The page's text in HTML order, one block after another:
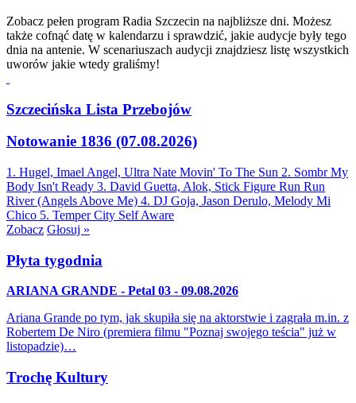
Zobacz pełen program Radia Szczecin na najbliższe dni. Możesz
także cofnąć datę w kalendarzu i sprawdzić, jakie audycje były tego
dnia na antenie. W scenariuszach audycji znajdziesz listę wszystkich
uworów jakie wtedy graliśmy!
Szczecińska Lista Przebojów
Notowanie 1836 (07.08.2026)
1. Hugel, Imael Angel, Ultra Nate Movin' To The Sun 2. Sombr My
Body Isn't Ready 3. David Guetta, Alok, Stick Figure Run Run
River (Angels Above Me) 4. DJ Goja, Jason Derulo, Melody Mi
Chico 5. Temper City Self Aware
Zobacz Głosuj »
Płyta tygodnia
ARIANA GRANDE - Petal 03 - 09.08.2026
Ariana Grande po tym, jak skupiła się na aktorstwie i zagrała m.in. z
Robertem De Niro (premiera filmu "Poznaj swojego teścia" już w
listopadzie)…
Trochę Kultury